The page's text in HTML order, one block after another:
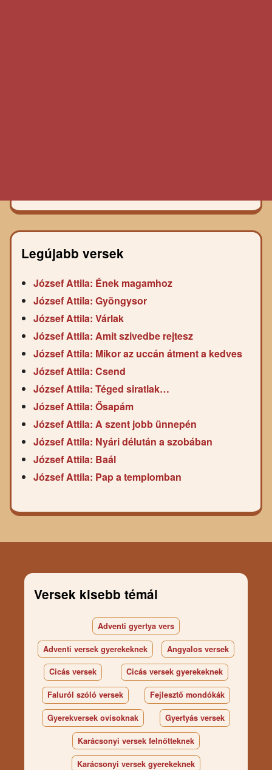
Legújabb versek
József Attila: Ének magamhoz
József Attila: Gyöngysor
József Attila: Várlak
József Attila: Amit szivedbe rejtesz
József Attila: Mikor az uccán átment a kedves
József Attila: Csend
József Attila: Téged siratlak…
József Attila: Ősapám
József Attila: A szent jobb ünnepén
József Attila: Nyári délután a szobában
József Attila: Baál
József Attila: Pap a templomban
Versek kisebb témái
Adventi gyertya vers
Adventi versek gyerekeknek Angyalos versek
Cicás versek Cicás versek gyerekeknek
Faluról szóló versek Fejlesztő mondókák
Gyerekversek ovisoknak Gyertyás versek
Karácsonyi versek felnőtteknek
Karácsonyi versek gyerekeknek